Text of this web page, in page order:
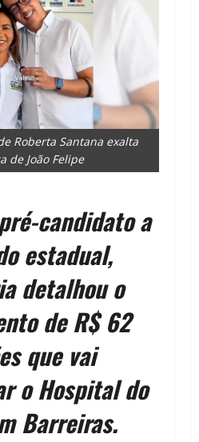
Roberta Santana exalta
de João Felipe
candidato a
estadual,
detalhou o
de R$ 62
que vai
o Hospital do
Barreiras.